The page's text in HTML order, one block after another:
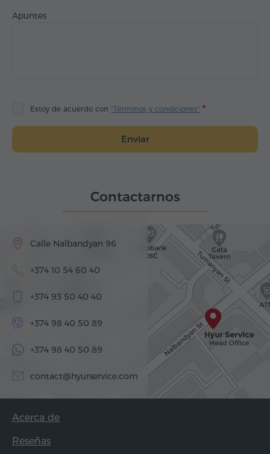
Apuntes
Estoy de acuerdo con "Términos y condiciones"
Enviar
Contactarnos
Calle Nalbandyan 96
+374 10 54 60 40
+374 93 50 40 40
+374 98 40 50 89
+374 98 40 50 89
contact@hyurservice.com
Acerca de
Reseñas